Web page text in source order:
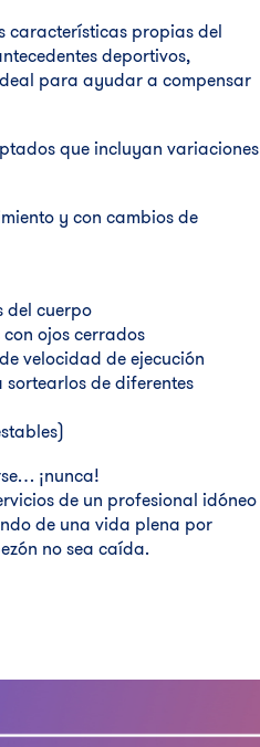
características propias del
deportivos,
para ayudar a compensar
que incluyan variaciones
y con cambios de
del cuerpo
ojos cerrados
velocidad de ejecución
sortearlos de diferentes
¡nunca!
de un profesional idóneo
de una vida plena por
no sea caída.